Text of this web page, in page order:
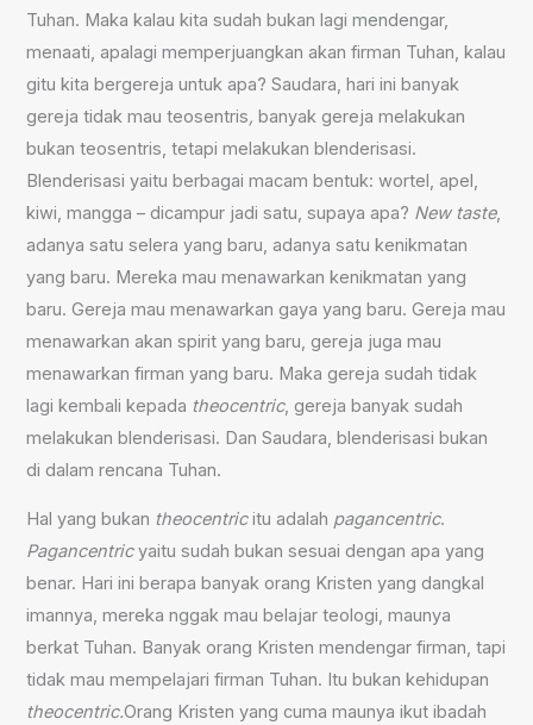
Tuhan. Maka kalau kita sudah bukan lagi mendengar,
menaati, apalagi memperjuangkan akan firman Tuhan, kalau
gitu kita bergereja untuk apa? Saudara, hari ini banyak
gereja tidak mau teosentris,banyak gereja melakukan
bukan teosentris, tetapi melakukan blenderisasi.
Blenderisasi yaitu berbagai macam bentuk: wortel, apel,
kiwi, mangga – dicampur jadi satu, supaya apa? New taste,
adanya satu selera yang baru, adanya satu kenikmatan
yang baru. Mereka mau menawarkan kenikmatan yang
baru. Gereja mau menawarkan gaya yang baru. Gereja mau
menawarkan akan spirit yang baru, gereja juga mau
menawarkan firman yang baru. Maka gereja sudah tidak
lagi kembali kepada theocentric, gereja banyak sudah
melakukan blenderisasi. Dan Saudara, blenderisasi bukan
di dalam rencana Tuhan.
Hal yang bukan theocentricitu adalah pagancentric.
Pagancentricyaitu sudah bukan sesuai dengan apa yang
benar. Hari ini berapa banyak orang Kristen yang dangkal
imannya, mereka nggak mau belajar teologi, maunya
berkat Tuhan. Banyak orang Kristen mendengar firman, tapi
tidak mau mempelajari firman Tuhan. Itu bukan kehidupan
theocentric.Orang Kristen yang cuma maunya ikut ibadah